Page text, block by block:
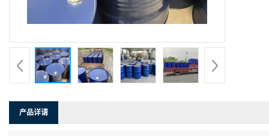
产品详请